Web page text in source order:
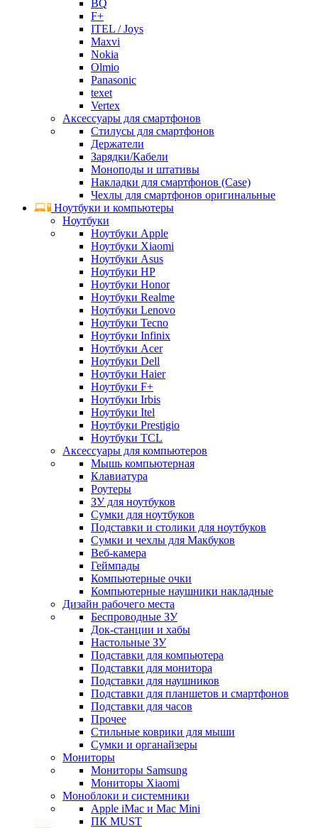
BQ
F+
ITEL / Joys
Maxvi
Nokia
Olmio
Panasonic
texet
Vertex
Аксессуары для смартфонов
Стилусы для смартфонов
Держатели
Зарядки/Кабели
Моноподы и штативы
Накладки для смартфонов (Case)
Чехлы для смартфонов оригинальные
Ноутбуки и компьютеры
Ноутбуки
Ноутбуки Apple
Ноутбуки Xiaomi
Ноутбуки Asus
Ноутбуки HP
Ноутбуки Honor
Ноутбуки Realme
Ноутбуки Lenovo
Ноутбуки Tecno
Ноутбуки Infinix
Ноутбуки Acer
Ноутбуки Dell
Ноутбуки Haier
Ноутбуки F+
Ноутбуки Irbis
Ноутбуки Itel
Ноутбуки Prestigio
Ноутбуки TCL
Аксессуары для компьютеров
Мышь компьютерная
Клавиатура
Роутеры
ЗУ для ноутбуков
Сумки для ноутбуков
Подставки и столики для ноутбуков
Сумки и чехлы для Макбуков
Веб-камера
Геймпады
Компьютерные очки
Компьютерные наушники накладные
Дизайн рабочего места
Беспроводные ЗУ
Док-станции и хабы
Настольные ЗУ
Подставки для компьютера
Подставки для монитора
Подставки для наушников
Подставки для планшетов и смартфонов
Подставки для часов
Прочее
Стильные коврики для мыши
Сумки и органайзеры
Мониторы
Мониторы Samsung
Мониторы Xiaomi
Моноблоки и системники
Apple iMac и Mac Mini
ПК MUST